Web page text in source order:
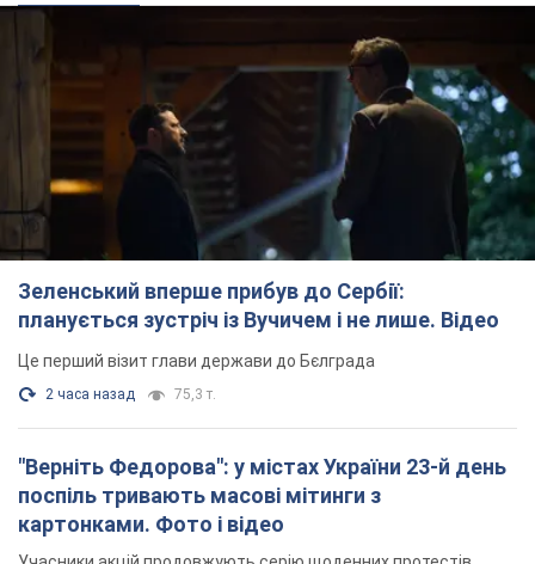
Зеленський вперше прибув до Сербії:
планується зустріч із Вучичем і не лише. Відео
Це перший візит глави держави до Бєлграда
2 часа назад 75,3 т.
"Верніть Федорова": у містах України 23-й день
поспіль тривають масові мітинги з
картонками. Фото і відео